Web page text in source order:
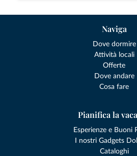
Naviga
Dove dormire
Attività locali
Offerte
Dove andare
Cosa fare
Pianifica la
Esperienze e Buoni
I nostri Gadgets
Cataloghi